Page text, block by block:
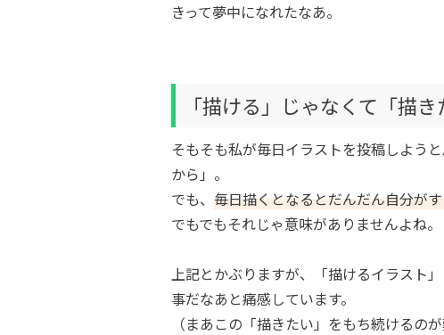
きって夢中になれたなあ。
「描ける」じゃなくて「描
そもそも私が毎日イラストを投稿しよう
から」。
でも、 毎日描くとなるとだんだん自分が
でもでもそれじゃ意味がありませんよね。
上記とかぶりますが、「描けるイラスト
事だなあと痛感しています。
（まあこの「描きたい」をもち続けるの